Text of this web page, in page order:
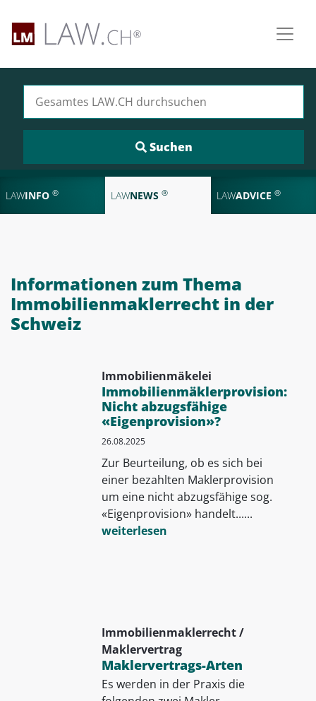
LAWINFO ® LAWNEWS ® LAWADVICE ®
Informationen zum Thema
Immobilienmaklerrecht in der
Schweiz
Immobilienmäkelei
Immobilienmäklerprovision:
Nicht abzugsfähige
«Eigenprovision»?
26.08.2025
Zur Beurteilung, ob es sich bei
einer bezahlten Maklerprovision
um eine nicht abzugsfähige sog.
«Eigenprovision» handelt......
weiterlesen
Immobilienmaklerrecht /
Maklervertrag
Maklervertrags-Arten
Es werden in der Praxis die